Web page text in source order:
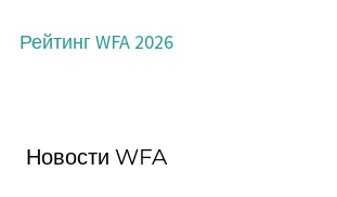
Рейтинг WFA 2026
Новости WFA